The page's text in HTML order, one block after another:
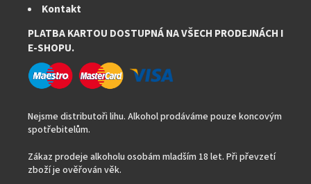
Kontakt
PLATBA KARTOU DOSTUPNÁ NA VŠECH PRODEJNÁCH I
E-SHOPU.
Nejsme distributoři lihu. Alkohol prodáváme pouze koncovým
spotřebitelům.
Zákaz prodeje alkoholu osobám mladším 18 let. Při převzetí
zboží je ověřován věk.